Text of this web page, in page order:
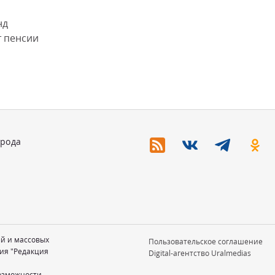
пенсии
и массовых
"Редакция
Пользовательское соглашение
Digital-агентство Uralmedias